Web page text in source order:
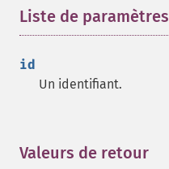
Liste de paramètres
id
Un identifiant.
Valeurs de retour